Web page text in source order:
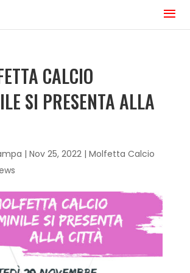
CALCIO
SI PRESENTA ALLA
| Nov 25, 2022| Molfetta Calcio